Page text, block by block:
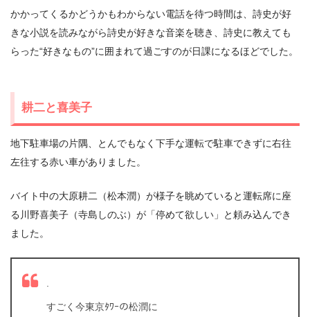
かかってくるかどうかもわからない電話を待つ時間は、詩史が好
きな小説を読みながら詩史が好きな音楽を聴き、詩史に教えても
らった“好きなもの”に囲まれて過ごすのが日課になるほどでした。
耕二と喜美子
地下駐車場の片隅、とんでもなく下手な運転で駐車できずに右往
左往する赤い車がありました。
バイト中の大原耕二（松本潤）が様子を眺めていると運転席に座
る川野喜美子（寺島しのぶ）が「停めて欲しい」と頼み込んでき
ました。
.
すごく今東京ﾀﾜｰの松潤に